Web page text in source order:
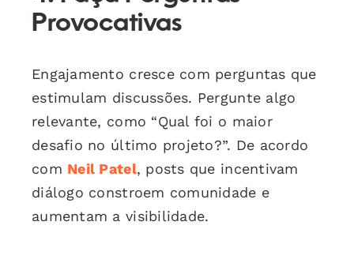
Provocativas
Engajamento cresce com perguntas que
estimulam discussões. Pergunte algo
relevante, como “Qual foi o maior
desafio no último projeto?”. De acordo
com Neil Patel, posts que incentivam
diálogo constroem comunidade e
aumentam a visibilidade.